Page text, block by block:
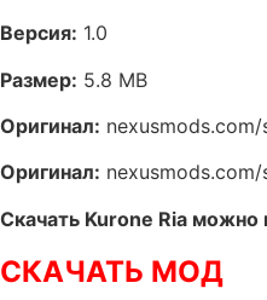
Версия: 1.0
Размер: 5.8 MB
Оригинал:
Оригинал:
Скачать Kurone Ria
СКАЧАТЬ МОД